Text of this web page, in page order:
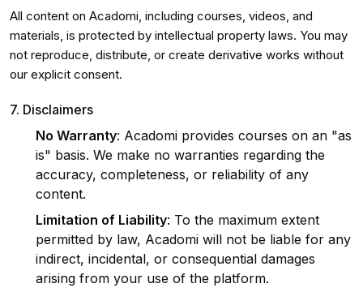
All content on Acadomi, including courses, videos, and
materials, is protected by intellectual property laws. You may
not reproduce, distribute, or create derivative works without
our explicit consent.
7. Disclaimers
No Warranty: Acadomi provides courses on an "as
is" basis. We make no warranties regarding the
accuracy, completeness, or reliability of any
content.
Limitation of Liability: To the maximum extent
permitted by law, Acadomi will not be liable for any
indirect, incidental, or consequential damages
arising from your use of the platform.